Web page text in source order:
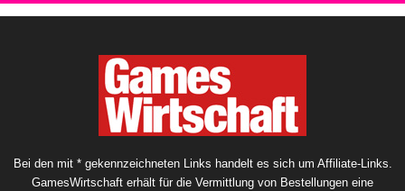
Bei den mit * gekennzeichneten Links handelt es sich um Affiliate-Links.
GamesWirtschaft erhält für die Vermittlung von Bestellungen eine